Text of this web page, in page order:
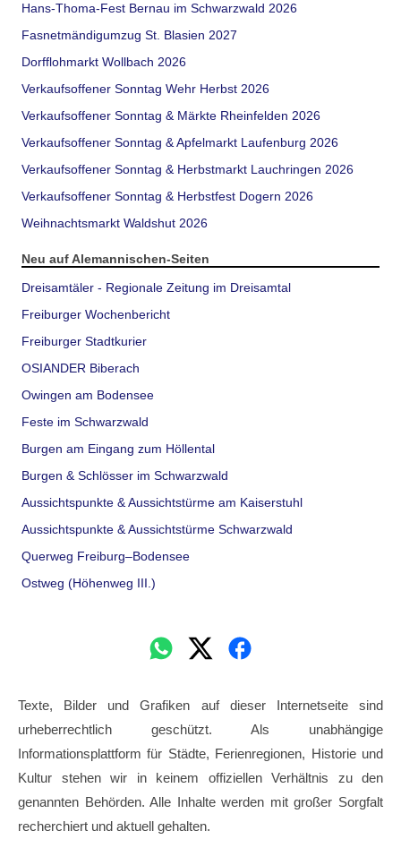
Hans-Thoma-Fest Bernau im Schwarzwald 2026
Fasnetmändigumzug St. Blasien 2027
Dorfflohmarkt Wollbach 2026
Verkaufsoffener Sonntag Wehr Herbst 2026
Verkaufsoffener Sonntag & Märkte Rheinfelden 2026
Verkaufsoffener Sonntag & Apfelmarkt Laufenburg 2026
Verkaufsoffener Sonntag & Herbstmarkt Lauchringen 2026
Verkaufsoffener Sonntag & Herbstfest Dogern 2026
Weihnachtsmarkt Waldshut 2026
Neu auf Alemannischen-Seiten
Dreisamtäler - Regionale Zeitung im Dreisamtal
Freiburger Wochenbericht
Freiburger Stadtkurier
OSIANDER Biberach
Owingen am Bodensee
Feste im Schwarzwald
Burgen am Eingang zum Höllental
Burgen & Schlösser im Schwarzwald
Aussichtspunkte & Aussichtstürme am Kaiserstuhl
Aussichtspunkte & Aussichtstürme Schwarzwald
Querweg Freiburg–Bodensee
Ostweg (Höhenweg III.)
Texte, Bilder und Grafiken auf dieser Internetseite sind
urheberrechtlich geschützt. Als unabhängige
Informationsplattform für Städte, Ferienregionen, Historie und
Kultur stehen wir in keinem offiziellen Verhältnis zu den
genannten Behörden. Alle Inhalte werden mit großer Sorgfalt
recherchiert und aktuell gehalten.